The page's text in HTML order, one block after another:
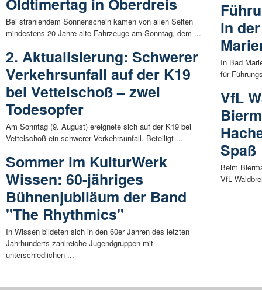
Oldtimertag in Oberdreis
Bei strahlendem Sonnenschein kamen von allen Seiten
mindestens 20 Jahre alte Fahrzeuge am Sonntag, dem ...
2. Aktualisierung: Schwerer
Verkehrsunfall auf der K19
bei Vettelschoß – zwei
Todesopfer
Am Sonntag (9. August) ereignete sich auf der K19 bei
Vettelschoß ein schwerer Verkehrsunfall. Beteiligt ...
Sommer im KulturWerk
Wissen: 60-jähriges
Bühnenjubiläum der Band
"The Rhythmics"
In Wissen bildeten sich in den 60er Jahren des letzten
Jahrhunderts zahlreiche Jugendgruppen mit
unterschiedlichen ...
in
In Bad
für
VfL
Spaß
Beim
VfL